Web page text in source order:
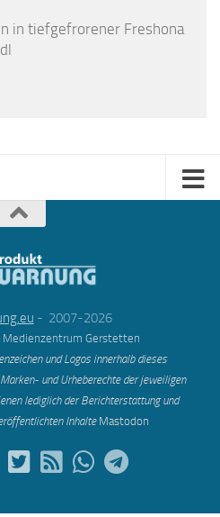
in tiefgefrorener Freshona
- 2007-2026
Medienzentrum Gerstetten
und Logos innerhalb dieses
und Urheberechte der jeweiligen
lediglich der Berichterstattung und
Inhalte Mastodon